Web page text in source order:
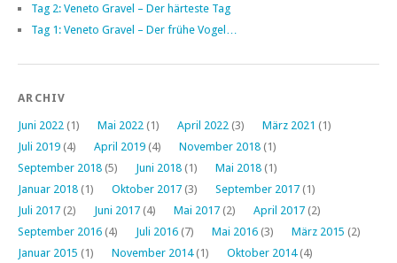
Tag 2: Veneto Gravel – Der härteste Tag
Tag 1: Veneto Gravel – Der frühe Vogel…
ARCHIV
Juni 2022 (1) Mai 2022 (1) April 2022 (3) März 2021 (1)
Juli 2019 (4) April 2019 (4) November 2018 (1)
September 2018 (5) Juni 2018 (1) Mai 2018 (1)
Januar 2018 (1) Oktober 2017 (3) September 2017 (1)
Juli 2017 (2) Juni 2017 (4) Mai 2017 (2) April 2017 (2)
September 2016 (4) Juli 2016 (7) Mai 2016 (3) März 2015 (2)
Januar 2015 (1) November 2014(1) Oktober 2014(4)